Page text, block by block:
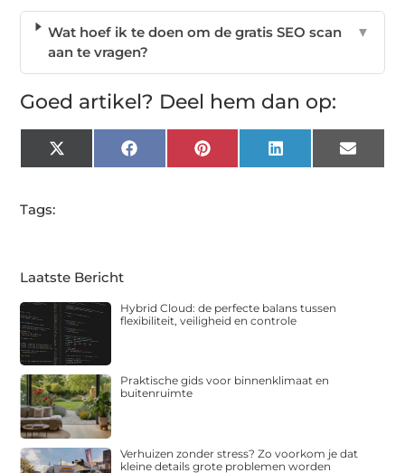
Wat hoef ik te doen om de gratis SEO scan
aan te vragen?
▼
Goed artikel? Deel hem dan op:
X
(Twitter)
FacebookPinterest LinkedIn Email
Tags:
Laatste Bericht
Hybrid Cloud: de perfecte balans tussen
flexibiliteit, veiligheid en controle
Praktische gids voor binnenklimaat en
buitenruimte
Verhuizen zonder stress? Zo voorkom je dat
kleine details grote problemen worden